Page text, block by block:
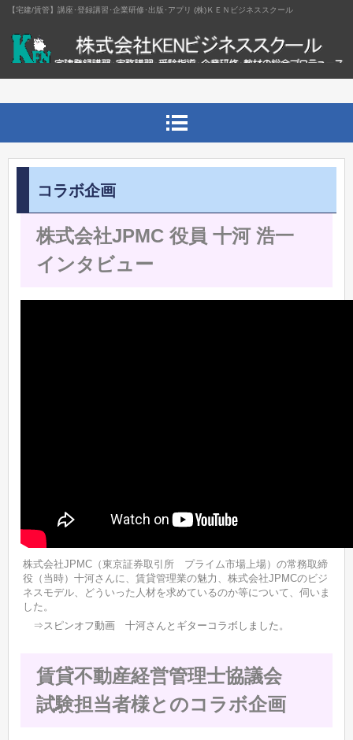
【宅建/賃管】講座･登録講習･企業研修･出版･アプリ (株)ＫＥＮビジネススクール
コラボ企画
株式会社JPMC 役員 十河 浩一
インタビュー
株式会社JPMC（東京証券取引所 プライム市場上場）の常務取締
役（当時）十河さんに、賃貸管理業の魅力、株式会社JPMCのビジ
ネスモデル、どういった人材を求めているのか等について、伺いま
した。
⇒スピンオフ動画 十河さんとギターコラボしました 。
賃貸不動産経営管理士協議会
試験担当者様とのコラボ企画